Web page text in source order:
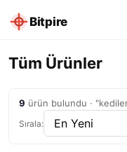
Bitpire
Tüm Ürünler
9 ürün bulundu ·
Sırala: